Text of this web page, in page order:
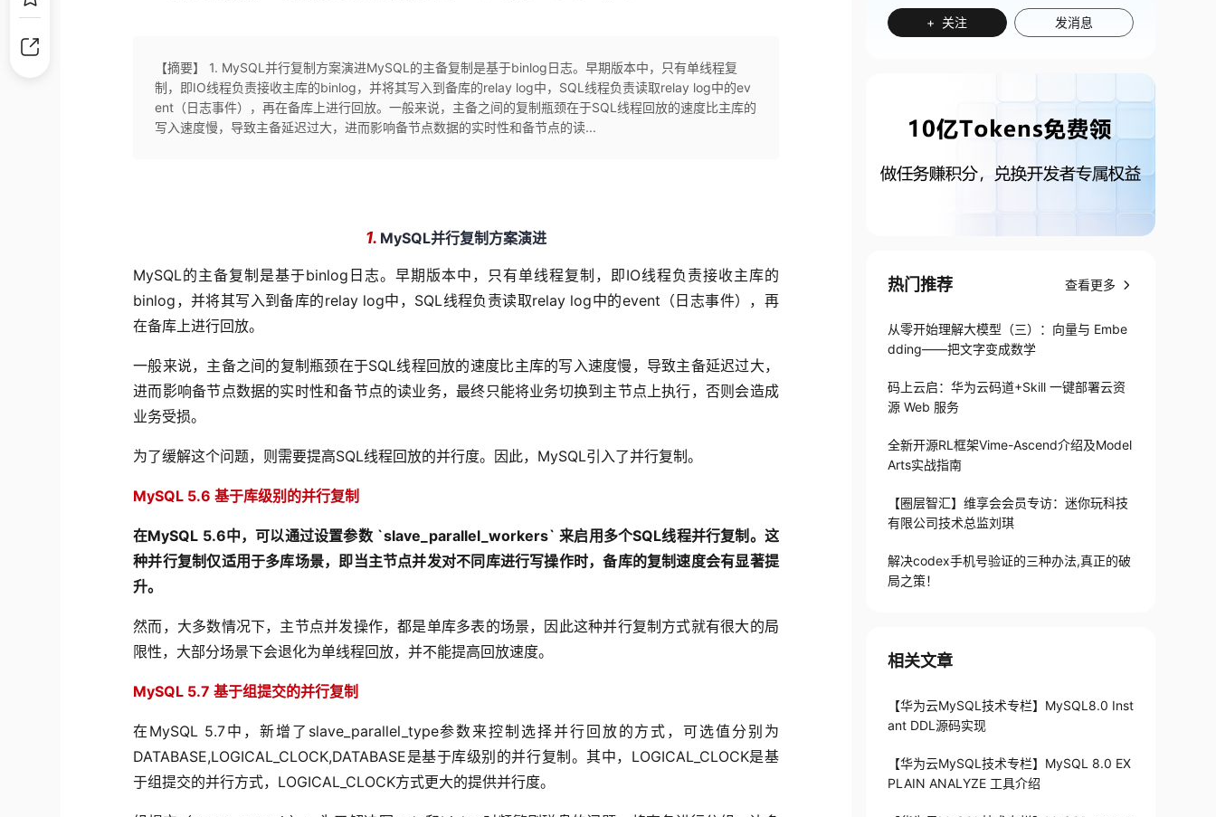
【摘要】 1. MySQL并行复制方案演进MySQL的主备复制是基于binlog日志。早期版本中，只有单线程复
制，即IO线程负责接收主库的binlog，并将其写入到备库的relay log中，SQL线程负责读取relay log中的ev
ent（日志事件），再在备库上进行回放。一般来说，主备之间的复制瓶颈在于SQL线程回放的速度比主库的
写入速度慢，导致主备延迟过大，进而影响备节点数据的实时性和备节点的读...
1. MySQL并行复制方案演进
MySQL的主备复制是基于binlog日志。早期版本中，只有单线程复制，即IO线程负责接收主库的
binlog，并将其写入到备库的relay log中，SQL线程负责读取relay log中的event（日志事件），再
在备库上进行回放。
一般来说，主备之间的复制瓶颈在于SQL线程回放的速度比主库的写入速度慢，导致主备延迟过大，
进而影响备节点数据的实时性和备节点的读业务，最终只能将业务切换到主节点上执行，否则会造成
业务受损。
为了缓解这个问题，则需要提高SQL线程回放的并行度。因此，MySQL引入了并行复制。
MySQL 5.6基于库级别的并行复制
在MySQL 5.6中，可以通过设置参数`slave_parallel_workers`来启用多个SQL线程并行复制。这
种并行复制仅适用于多库场景，即当主节点并发对不同库进行写操作时，备库的复制速度会有显著提
升。
然而，大多数情况下，主节点并发操作，都是单库多表的场景，因此这种并行复制方式就有很大的局
限性，大部分场景下会退化为单线程回放，并不能提高回放速度。
MySQL 5.7基于组提交的并行复制
在MySQL 5.7中，新增了slave_parallel_type参数来控制选择并行回放的方式，可选值分别为
DATABASE,LOGICAL_CLOCK,DATABASE是基于库级别的并行复制。其中，LOGICAL_CLOCK是基
于组提交的并行方式，LOGICAL_CLOCK方式更大的提供并行度。
+ 关注 发消息
热门推荐 查看更多
从零开始理解大模型（三）：向量与 Embe
dding——把文字变成数学
码上云启：华为云码道+Skill 一键部署云资
源 Web 服务
全新开源RL框架Vime-Ascend介绍及Model
Arts实战指南
【圈层智汇】维享会会员专访：迷你玩科技
有限公司技术总监刘琪
解决codex手机号验证的三种办法,真正的破
局之策！
相关文章
【华为云MySQL技术专栏】MySQL8.0 Inst
ant DDL源码实现
【华为云MySQL技术专栏】MySQL 8.0 EX
PLAIN ANALYZE 工具介绍